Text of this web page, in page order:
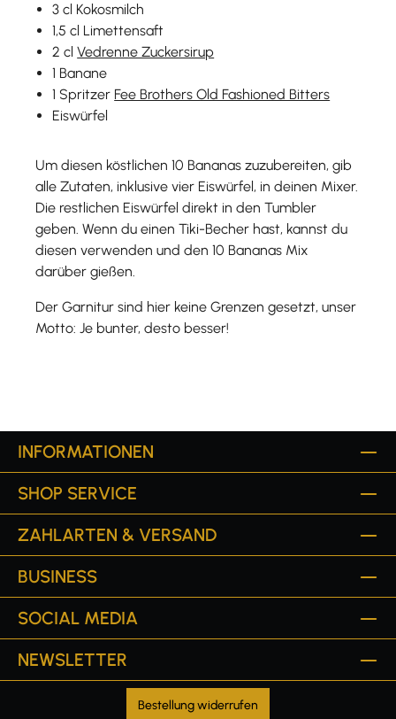
3 cl Kokosmilch
1,5 cl Limettensaft
2 clVedrenne Zuckersirup
1 Banane
1 Spritzer Fee Brothers Old Fashioned Bitters
Eiswürfel
Um diesen köstlichen 10 Bananas zuzubereiten, gib
alle Zutaten, inklusive vier Eiswürfel, in deinen Mixer.
Die restlichen Eiswürfel direkt in den Tumbler
geben. Wenn du einen Tiki-Becher hast, kannst du
diesen verwenden und den 10 Bananas Mix
darüber gießen.
Der Garnitur sind hier keine Grenzen gesetzt, unser
Motto: Je bunter, desto besser!
INFORMATIONEN
SHOP SERVICE
ZAHLARTEN & VERSAND
BUSINESS
SOCIAL MEDIA
NEWSLETTER
Bestellung widerrufen